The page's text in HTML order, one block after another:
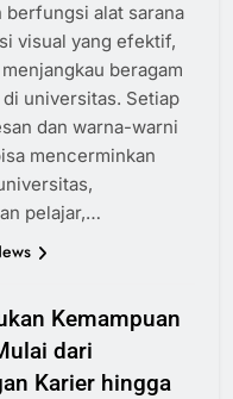
berfungsi alat sarana
visual yang efektif,
beragam
universitas. Setiap
dan warna-warni
mencerminkan
pelajar,…
Kemampuan
dari
Karier hingga